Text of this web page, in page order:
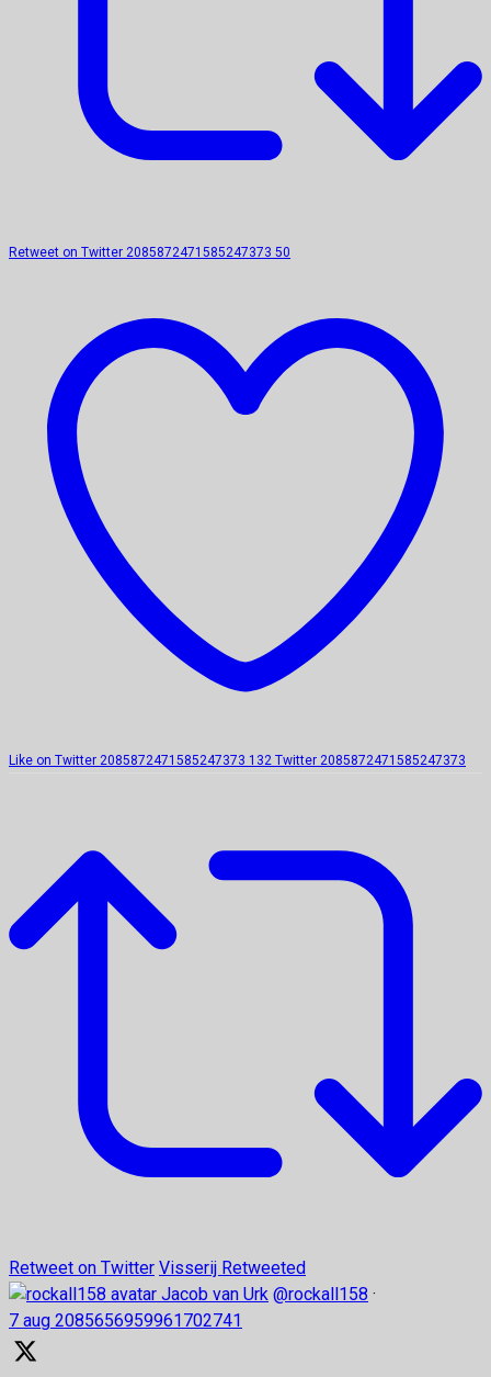
Retweet on Twitter 2085872471585247373 50
Like on Twitter 2085872471585247373 132 Twitter 2085872471585247373
Retweet on Twitter Visserij Retweeted
Jacob van Urk @rockall158 ·
7 aug 2085656959961702741